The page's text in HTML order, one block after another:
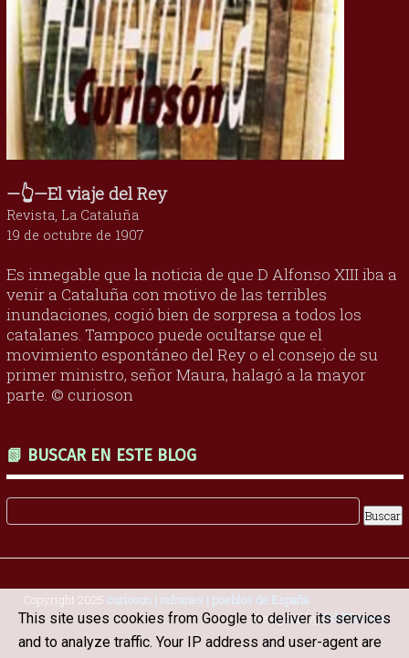
—👆—El viaje del Rey
Revista, La Cataluña
19 de octubre de 1907
Es innegable que la noticia de que D Alfonso XIII iba a
venir a Cataluña con motivo de las terribles
inundaciones, cogió bien de sorpresa a todos los
catalanes. Tampoco puede ocultarse que el
movimiento espontáneo del Rey o el consejo de su
primer ministro, señor Maura, halagó a la mayor
parte. © curioson
📗 BUSCAR EN ESTE BLOG
Copyright 2025 curioson | refranes | pueblos de España
Designed byOddThemes
This site uses cookies from Google to deliver its services
and to analyze traffic. Your IP address and user-agent are